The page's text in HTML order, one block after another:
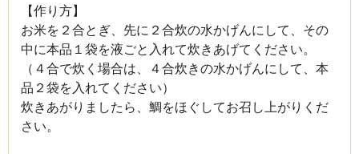
【作り方】
お米を２合とぎ、先に２合炊の水かげんにして、その
中に本品１袋を液ごと入れて炊きあげてください。
（４合で炊く場合は、４合炊きの水かげんにして、本
品２袋を入れてください）
炊きあがりましたら、鯛をほぐしてお召し上がりくだ
さい。